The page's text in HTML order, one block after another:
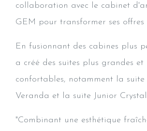
collaboration avec le cabinet
GEM pour transformer ses offres
En fusionnant des cabines plus
a créé des suites plus grandes et
confortables, notamment la
Veranda et la suite Junior Crystal
"Combinant une esthétique